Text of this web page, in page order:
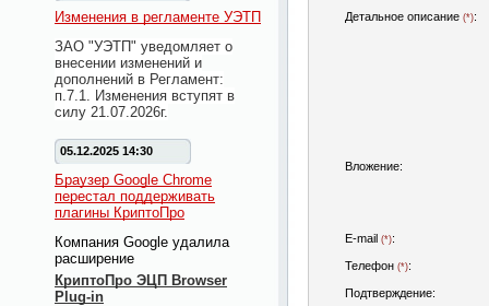
Изменения в регламенте УЭТП
ЗАО "УЭТП" уведомляет о
внесении изменений и
дополнений в Регламент:
п.7.1. Изменения вступят в
силу 21.07.2026г.
05.12.2025 14:30
Браузер Google Chrome
перестал поддерживать
плагины КриптоПро
Компания Google удалила
расширение
КриптоПро ЭЦП Browser
Plug-in
Детальное описание (*):
Вложение:
E-mail (*):
Телефон (*):
Подтверждение: